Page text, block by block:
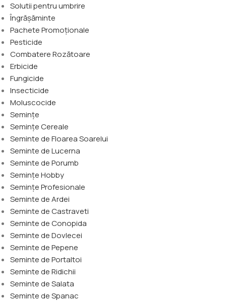
Solutii pentru umbrire
Îngrășăminte
Pachete Promoționale
Pesticide
Combatere Rozătoare
Erbicide
Fungicide
Insecticide
Moluscocide
Semințe
Semințe Cereale
Seminte de Floarea Soarelui
Seminte de Lucerna
Seminte de Porumb
Semințe Hobby
Semințe Profesionale
Seminte de Ardei
Seminte de Castraveti
Seminte de Conopida
Seminte de Dovlecei
Seminte de Pepene
Seminte de Portaltoi
Seminte de Ridichii
Seminte de Salata
Seminte de Spanac